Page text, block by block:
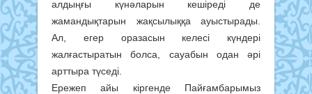
алдыңғы күнәларын кешіреді де
жамандықтарын жақсылыққа ауыстырады.
Ал, егер оразасын келесі күндері
жалғастыратын болса, сауабын одан әрі
арттыра түседі.
Ережеп айы кіргенде Пайғамбарымыз